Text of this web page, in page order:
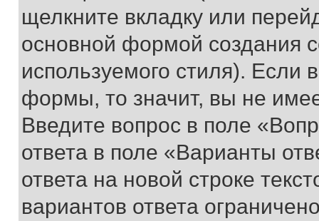
щелкните вкладку или
основной формой создания
используемого стиля). Если
формы, то значит, вы не
Введите вопрос в поле
ответа в поле «Варианты
ответа на новой строке
вариантов ответа